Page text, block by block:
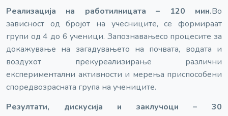
Реализација на работилницата – 120 мин.Во
зависност од бројот на учесниците, се формираат
групи од 4 до 6 ученици. Запознавањесо процесите за
докажување на загадувањето на почвата, водата и
воздухот прекуреализирање различни
експериментални активности и мерења приспособени
споредвозрасната група на учениците.
Резултати, дискусија и заклучоци – 30